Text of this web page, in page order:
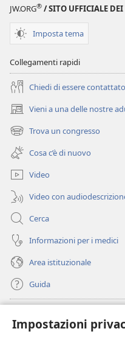
Impostazioni
JW.ORG® / SITO UFFICIALE
Imposta tema
Collegamenti rapidi
Chiedi di essere contattato
Vieni a una delle nostre
(apre
una
nuova
finestra)
Trova un congresso
(apre
una
nuova
finestra)
Cosa c’è di nuovo
Video
Video con
Cerca
Informazioni per i medici
Area istituzionale
Guida
(apre
una